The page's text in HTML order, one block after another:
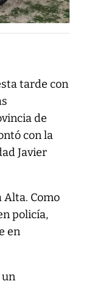
tarde con
de
con la
Javier
Como
policía,
en